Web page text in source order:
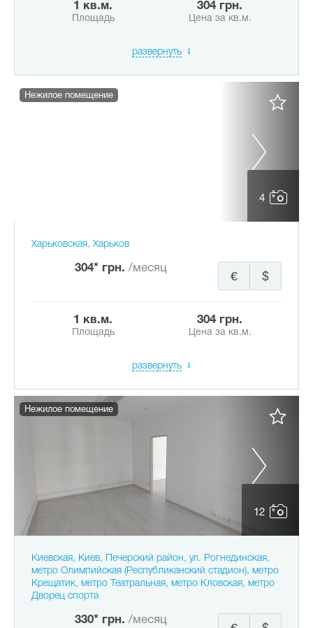
1 кв.м.
Площадь
304 грн.
Цена за кв.м.
развернуть
4
Нежилое помещение
Харьковская, Харьков
304* грн. /месяц
$
€
1 кв.м.
Площадь
304 грн.
Цена за кв.м.
развернуть
12
Нежилое помещение
Киевская, Киев, Печерский район, ул. Рогнединская,
метро Олимпийская (Республиканский стадион), метро
Крещатик, метро Театральная, метро Кловская, метро
Дворец спорта
330* грн. /месяц